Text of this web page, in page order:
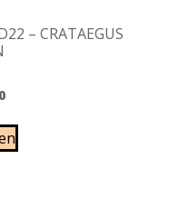
– CRATAEGUS